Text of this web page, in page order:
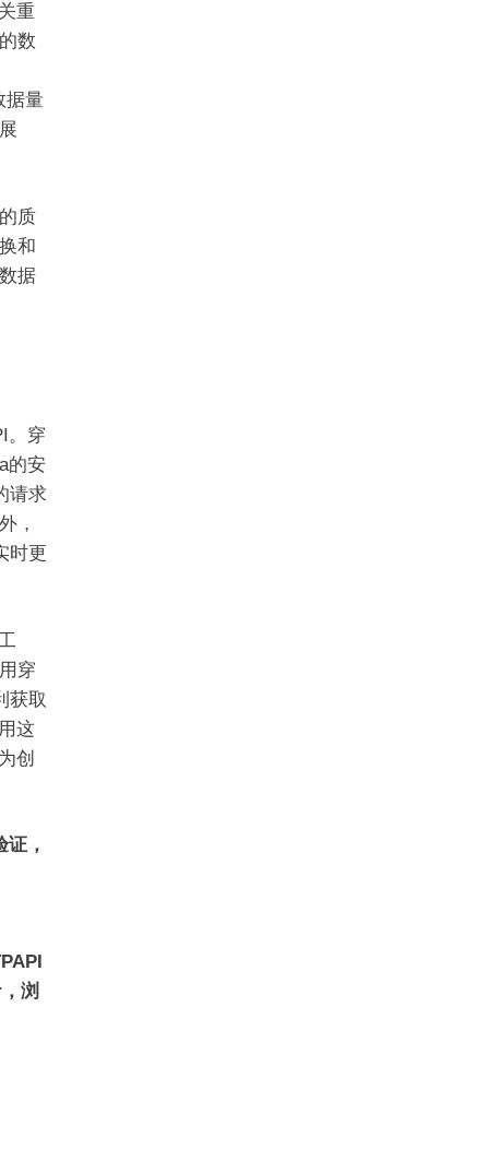
重
数
据量
质
和
据
。穿
的安
请求
，
时更
穿
获取
这
创
证，
浏